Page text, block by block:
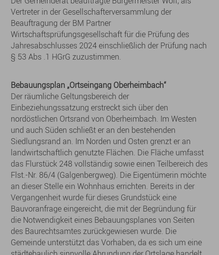
Vertreter in der Gesellschafterversammlung der
Beauftragung der BM Partner
Wirtschaftsprüfungsgesellschaft für die Prüfung des
Jahresabschlusses 2024 einschließlich der Prüfung nach
§ 53 Abs .1 HGrG zuzustimmen.
Bebauungsplan „Ortseingang Oberheimbach“
Der räumliche Geltungsbereich der
Einbeziehungssatzung erstreckt sich über den
nordöstlichen Ortsrand von Oberheimbach. Im Westen
und auch Süden schließt er an den bestehenden
Siedlungsrand an. Im Norden und Osten grenzt er an
landwirtschaftlich genutzte Flächen. Die Fläche umfasst
das Flurstück 248 vollständig sowie einen Teilbereich des
Flst.-Nr. 86/4 (Galgenbergweg). Die Eigentümerin möchte
an dieser Stelle ein Wohnhaus errichten. Bereits in der
Vergangenheit wurde für dieses Grundstück eine
Bauvoranfrage eingereicht, die mit der Begründung für
die Notwendigkeit eines Bebauungsplanes von Seiten
des Baurechtsamtes zurückgewiesen wurde. Die
Gemeinde unterstützt das Vorhaben, da es sich um eine